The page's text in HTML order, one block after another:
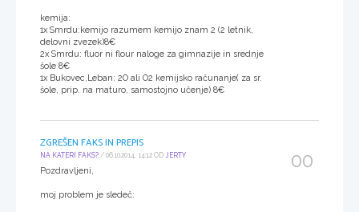
kemija:
1x Smrdu:kemijo razumem kemijo znam 2 (2 letnik,
delovni zvezek)8€
2x Smrdu: fluor ni flour naloge za gimnazije in srednje
šole 8€
1x Bukovec,Leban: 2O ali O2 kemijsko računanje( za sr.
šole, prip. na maturo, samostojno učenje) 8€
ZGREŠEN FAKS IN PREPIS
NA KATERI FAKS? / 06.10.2014, 14:12 OD JERTY
Pozdravljeni,
moj problem je sledeč:
00